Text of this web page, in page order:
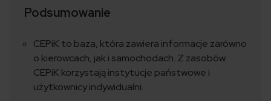
Podsumowanie
CEPiK to baza, która zawiera informacje zarówno
o kierowcach, jak i samochodach. Z zasobów
CEPiK korzystają instytucje państwowe i
użytkownicy indywidualni.